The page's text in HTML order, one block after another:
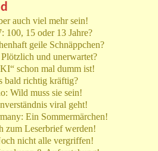
auch viel mehr sein!
100, 15 oder 13 Jahre?
geile Schnäppchen?
und unerwartet?
schon mal dumm ist!
bald richtig kräftig?
Wild muss sie sein!
viral geht!
Ein Sommermärchen!
zum Leserbrief werden!
nicht alle vergriffen!